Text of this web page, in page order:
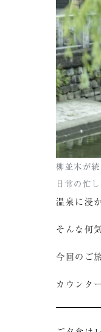
柳並木が
日常の忙
温泉に浸
そんな何
今回のご
カウンタ